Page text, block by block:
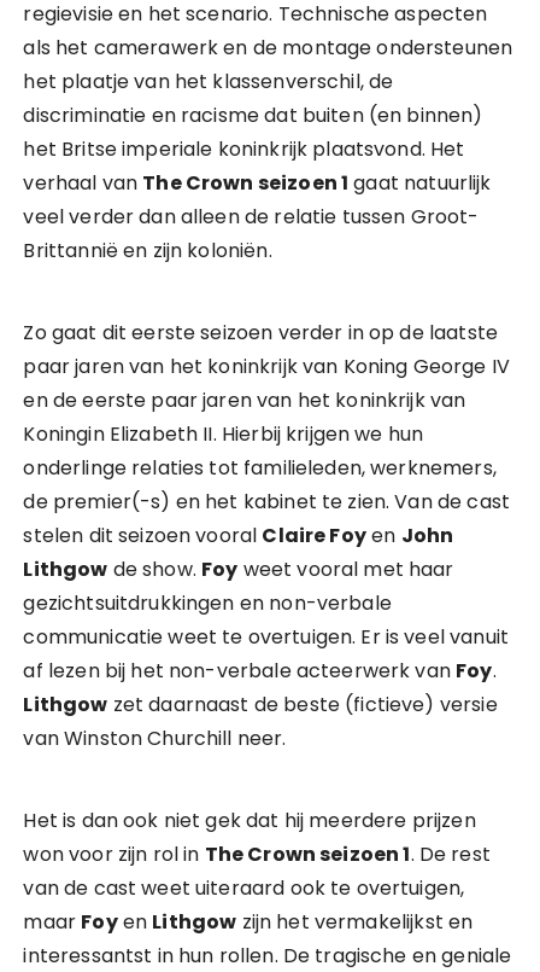
regievisie en het scenario. Technische aspecten
als het camerawerk en de montage ondersteunen
het plaatje van het klassenverschil, de
discriminatie en racisme dat buiten (en binnen)
het Britse imperiale koninkrijk plaatsvond. Het
verhaal van The Crown seizoen 1 gaat natuurlijk
veel verder dan alleen de relatie tussen Groot-
Brittannië en zijn koloniën.
Zo gaat dit eerste seizoen verder in op de laatste
paar jaren van het koninkrijk van Koning George IV
en de eerste paar jaren van het koninkrijk van
Koningin Elizabeth II. Hierbij krijgen we hun
onderlinge relaties tot familieleden, werknemers,
de premier(-s) en het kabinet te zien. Van de cast
stelen dit seizoen vooral Claire Foyen John
Lithgow de show. Foy weet vooral met haar
gezichtsuitdrukkingen en non-verbale
communicatie weet te overtuigen. Er is veel vanuit
af lezen bij het non-verbale acteerwerk van Foy.
Lithgow zet daarnaast de beste (fictieve) versie
van Winston Churchill neer.
Het is dan ook niet gek dat hij meerdere prijzen
won voor zijn rol in The Crown seizoen 1. De rest
van de cast weet uiteraard ook te overtuigen,
maar Foyen Lithgow zijn het vermakelijkst en
interessantst in hun rollen. De tragische en geniale